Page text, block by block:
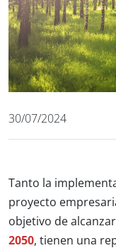
30/07/2024
Tanto la
proyecto
objetivo de
2050, tienen una